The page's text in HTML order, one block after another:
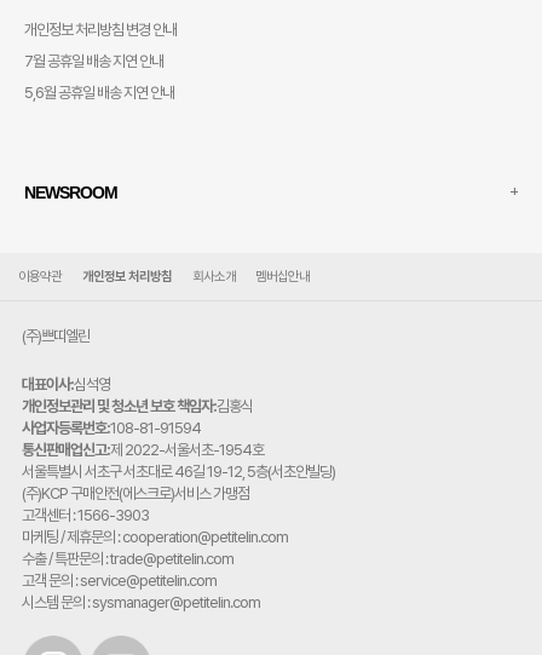
개인정보 처리방침 변경 안내
7월 공휴일 배송 지연 안내
5,6월 공휴일 배송 지연 안내
NEWSROOM +
이용약관 개인정보 처리방침 회사소개 멤버십안내
(주)쁘띠엘린
대표이사:심석영
개인정보관리 및 청소년 보호 책임자:김홍식
사업자등록번호:108-81-91594
통신판매업신고:제 2022-서울서초-1954호
주
소:
서울특별시 서초구 서초대로 46길 19-12, 5층(서초안빌딩)
(주)KCP 구매안전(에스크로)서비스 가맹점
고객센터 : 1566-3903
마케팅 / 제휴문의 : cooperation@petitelin.com
수출 / 특판문의 : trade@petitelin.com
고객 문의 : service@petitelin.com
시스템 문의 : sysmanager@petitelin.com